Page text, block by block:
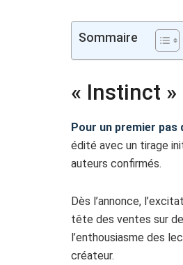
Sommaire
« Instinct
Pour un premier pas
édité avec un tirage
auteurs confirmés.
Dès l’annonce,
tête des ventes sur
l’enthousiasme des
créateur.